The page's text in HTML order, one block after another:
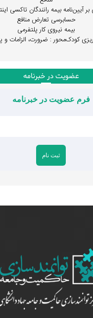
آیین‌نامه بیمه رانندگان تاکسی
حسابرسی تعارض منافع
بیمه نیروی کار پلتفرمی
کودک‌محور : ضرورت، الزامات و
عضویت در خبرنامه
فرم عضویت در خبرنامه